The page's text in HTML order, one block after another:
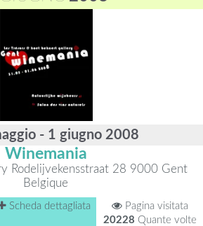
- 1 giugno 2008
Winemania
Rodelijvekensstraat 28 9000 Gent
Belgique
Scheda dettagliata
Pagina visitata
20228 Quante volte